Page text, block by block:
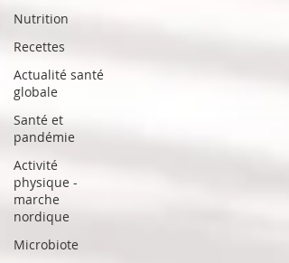
Nutrition
Recettes
Actualité santé
globale
Santé et
pandémie
Activité
physique -
marche
nordique
Microbiote